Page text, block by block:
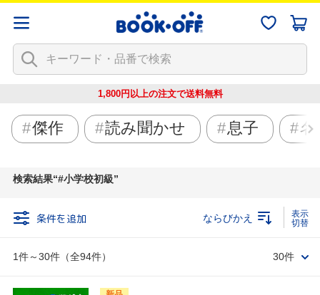
1,800円以上の注文で送料無料
傑作 読み聞かせ 息子 名
検索結果 #小学校初級
条件を追加
1件～30件（全94件）
ならびかえ
30件